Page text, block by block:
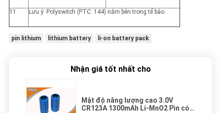
11 Lưu ý: Polyswitch (PTC: 144) nằm bên trong tế bào.
pin lithium lithium battery li-on battery pack
Nhận giá tốt nhất cho
Mật độ năng lượng cao 3.0V
CR123A 1300mAh Li-MnO2 Pin có